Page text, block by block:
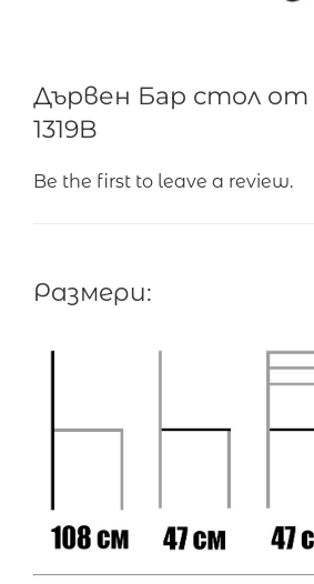
Дървен Бар стол от
1319B
Be the first to leave a review.
Размери: